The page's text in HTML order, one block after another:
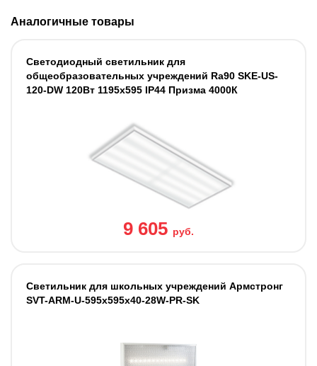
Аналогичные товары
Светодиодный светильник для
общеобразовательных учреждений Ra90 SKE-US-
120-DW 120Вт 1195х595 IP44 Призма 4000К
9 605 руб.
Cветильник для школьных учреждений Армстронг
SVT-ARM-U-595x595x40-28W-PR-SK